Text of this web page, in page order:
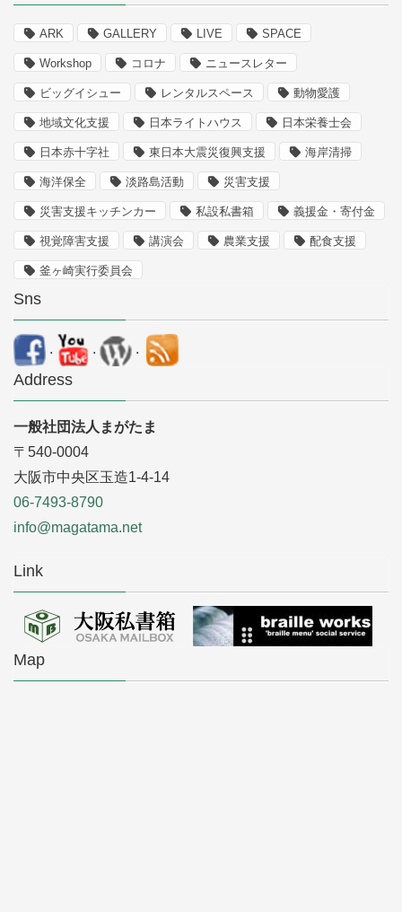
ARK GALLERY LIVE SPACE
Workshop コロナ ニュースレター
ビッグイシュー レンタルスペース 動物愛護
地域文化支援 日本ライトハウス 日本栄養士会
日本赤十字社 東日本大震災復興支援 海岸清掃
海洋保全 淡路島活動 災害支援
災害支援キッチンカー 私設私書箱 義援金・寄付金
視覚障害支援 講演会 農業支援 配食支援
釜ヶ崎実行委員会
Sns
. . .
Address
一般社団法人まがたま
〒540-0004
大阪市中央区玉造1-4-14
06-7493-8790
info@magatama.net
Link
Map